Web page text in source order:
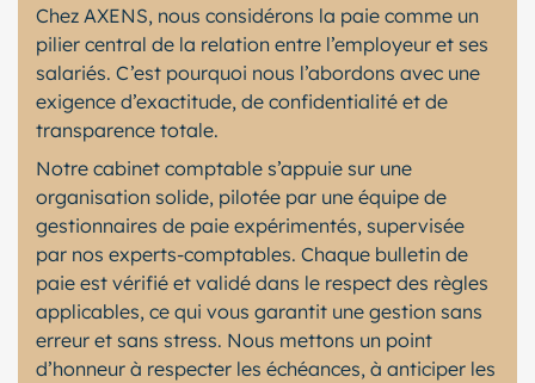
Chez AXENS, nous considérons la paie comme un
pilier central de la relation entre l’employeur et ses
salariés. C’est pourquoi nous l’abordons avec une
exigence d’exactitude, de confidentialité et de
transparence totale.
Notre cabinet comptable s’appuie sur une
organisation solide, pilotée par une équipe de
gestionnaires de paie expérimentés, supervisée
par nos experts-comptables. Chaque bulletin de
paie est vérifié et validé dans le respect des règles
applicables, ce qui vous garantit une gestion sans
erreur et sans stress. Nous mettons un point
d’honneur à respecter les échéances, à anticiper les